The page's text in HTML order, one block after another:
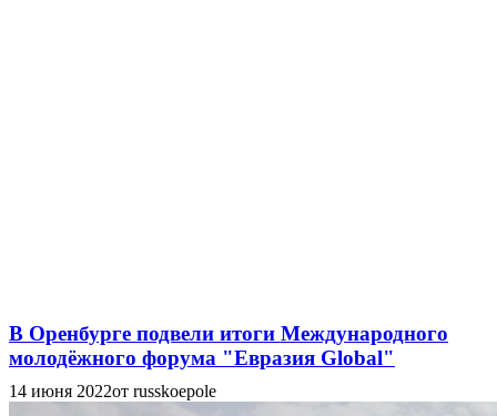
В Оренбурге подвели итоги Международного
молодёжного форума "Евразия Global"
14 июня 2022от russkoepole